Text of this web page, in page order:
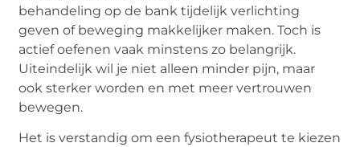
behandeling op de bank tijdelijk verlichting
geven of beweging makkelijker maken. Toch is
actief oefenen vaak minstens zo belangrijk.
Uiteindelijk wil je niet alleen minder pijn, maar
ook sterker worden en met meer vertrouwen
bewegen.
Het is verstandig om een fysiotherapeut te kiezen